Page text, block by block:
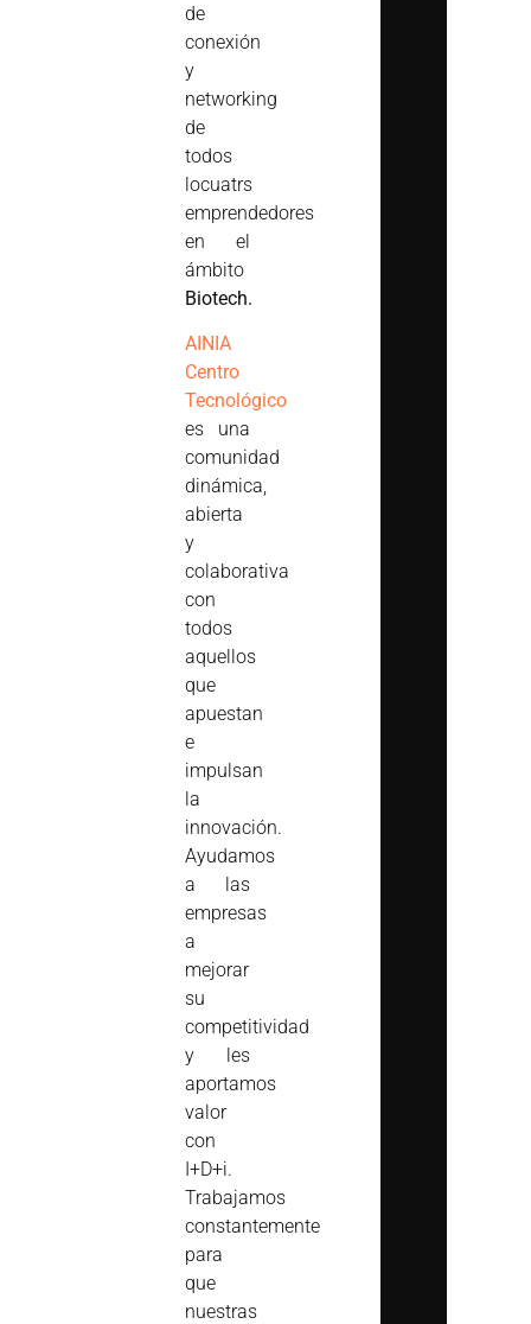
de
conexión
y
networking
de
todos
locuatrs
emprendedores
en el
ámbito
Biotech.
AINIA
Centro
Tecnológico
es una
comunidad
dinámica,
abierta
y
colaborativa
con
todos
aquellos
que
apuestan
e
impulsan
la
innovación.
Ayudamos
a las
empresas
a
mejorar
su
competitividad
y les
aportamos
valor
con
I+D+i.
Trabajamos
constantemente
para
que
nuestras